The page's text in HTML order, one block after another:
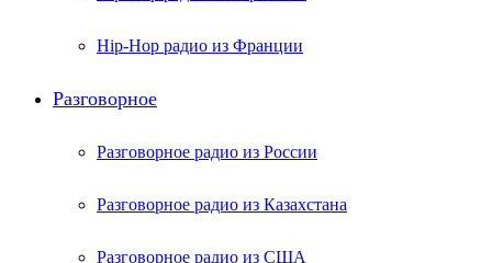
Hip-Hop радио из Франции
Разговорное
Разговорное радио из России
Разговорное радио из Казахстана
Разговорное радио из США